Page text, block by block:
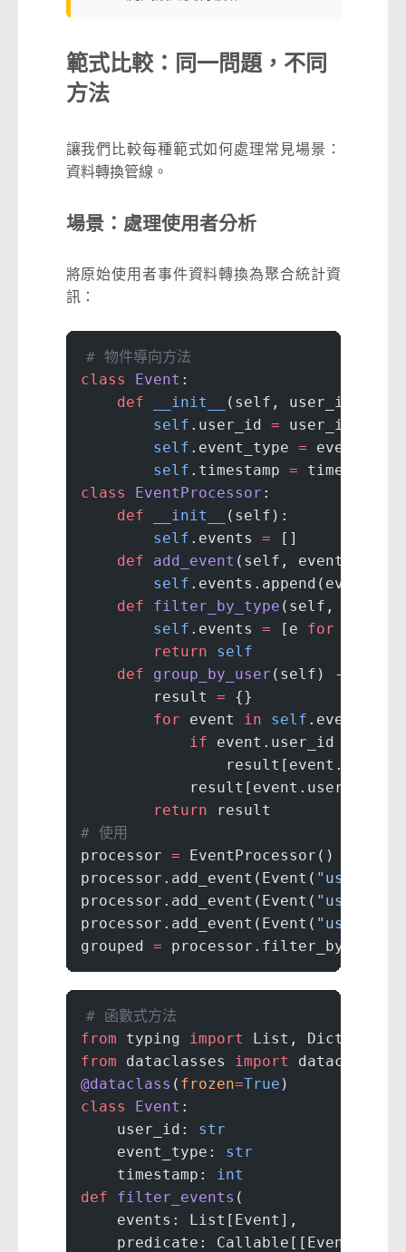
範式比較：同一問題，不同
方法
讓我們比較每種範式如何處理常見場景：
資料轉換管線。
場景：處理使用者分析
將原始使用者事件資料轉換為聚合統計資
訊：
# 物件導向方法
class Event :
    def
__init__ (self, user_id:
        self
.user_id = user_id
        self
.event_type = event_type
        self
.timestamp = timestamp
class EventProcessor :
    def
__init__
(self):
        self
.events = []
    def
add_event (self, event:
        self
.events.append(event)
    def
filter_by_type (self,
        self
.events = [e for
        return
self
    def
group_by_user (self) -> Dict[
        result
= {}
        for
event in self .events:
            if
event.user_id
        return
result
# 使用
processor = EventProcessor()
processor.add_event(Event( "user1"
processor.add_event(Event( "user1"
processor.add_event(Event( "user2"
grouped = processor.filter_by_type(
# 函數式方法
from typing import List, Dict,
from dataclasses import dataclass
@dataclass ( frozen=True )
class Event :
    user_id:
str
    event_type:
str
    timestamp:
int
def filter_events (
    events: List[Event],
    predicate: Callable[[Event],